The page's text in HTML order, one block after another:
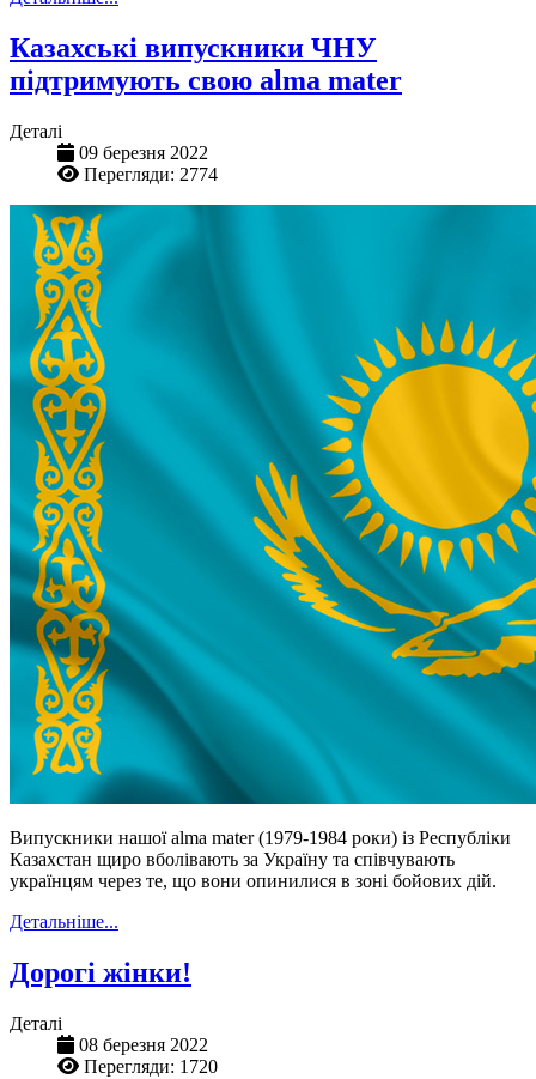
Казахські випускники ЧНУ
підтримують свою alma mater
Деталі
09 березня 2022
Перегляди: 2774
Випускники нашої alma mater (1979-1984 роки) із Республіки
Казахстан щиро вболівають за Україну та співчувають
українцям через те, що вони опинилися в зоні бойових дій.
Детальніше...
Дорогі жінки!
Деталі
08 березня 2022
Перегляди: 1720